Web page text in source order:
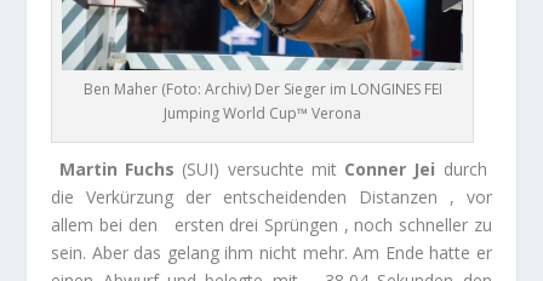
Ben Maher (Foto: Archiv) Der Sieger im LONGINES FEI
Jumping World Cup™ Verona
Martin Fuchs (SUI) versuchte mit Conner Jei durch
die Verkürzung der entscheidenden Distanzen , vor
allem bei den ersten drei Sprüngen , noch schneller zu
sein. Aber das gelang ihm nicht mehr. Am Ende hatte er